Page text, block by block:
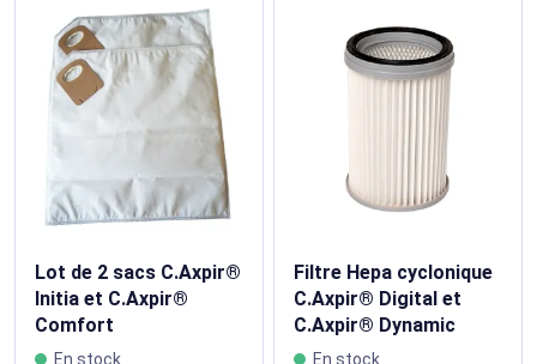
Lot de 2 sacs C.Axpir®
Initia et C.Axpir®
Comfort​
En stock
Filtre Hepa cyclonique
C.Axpir® Digital et
C.Axpir® Dynamic
En stock